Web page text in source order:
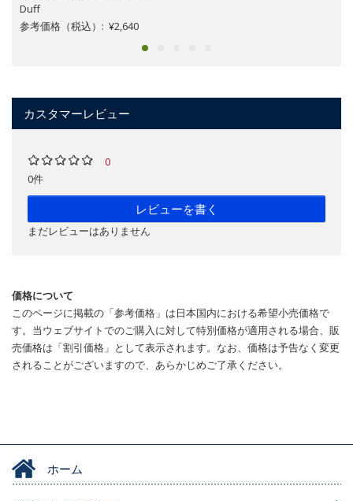
Duff
参考価格（税込）: ¥2,640
カスタマーレビュー
0
0件
レビューを書く
まだレビューはありません
価格について
このページに掲載の「参考価格」は日本国内における希望小売価格で
す。当ウェブサイトでのご購入に対して特別価格が適用される場合、販
売価格は「割引価格」として表示されます。なお、価格は予告なく変更
されることがございますので、あらかじめご了承ください。
ホーム